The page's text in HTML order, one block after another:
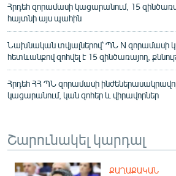
Հրդեհ զորամասի կացարանում, 15
հայտնի այս պահին
Նախնական տվյալներով՝ ՊՆ N զորամասի
հետևանքով զոհվել է 15 զինծառայող,
Հրդեհ ՀՀ ՊՆ զորամասի
կացարանում, կան զոհեր և վիրավորներ
Շարունակել կարդալ
ՔԱՂԱՔԱԿԱՆ